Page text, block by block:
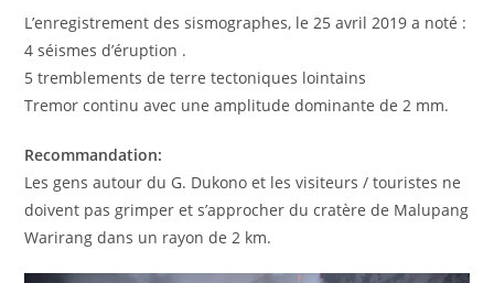
L’enregistrement des sismographes, le 25 avril 2019 a noté :
4 séismes d’éruption .
5 tremblements de terre tectoniques lointains
Tremor continu avec une amplitude dominante de 2 mm.
Recommandation:
Les gens autour du G. Dukono et les visiteurs / touristes ne
doivent pas grimper et s’approcher du cratère de Malupang
Warirang dans un rayon de 2 km.